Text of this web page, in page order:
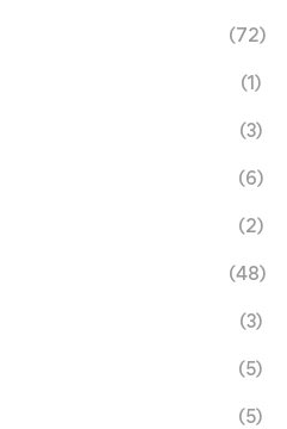
(72)
(1)
(3)
(6)
(2)
(48)
(3)
(5)
(5)